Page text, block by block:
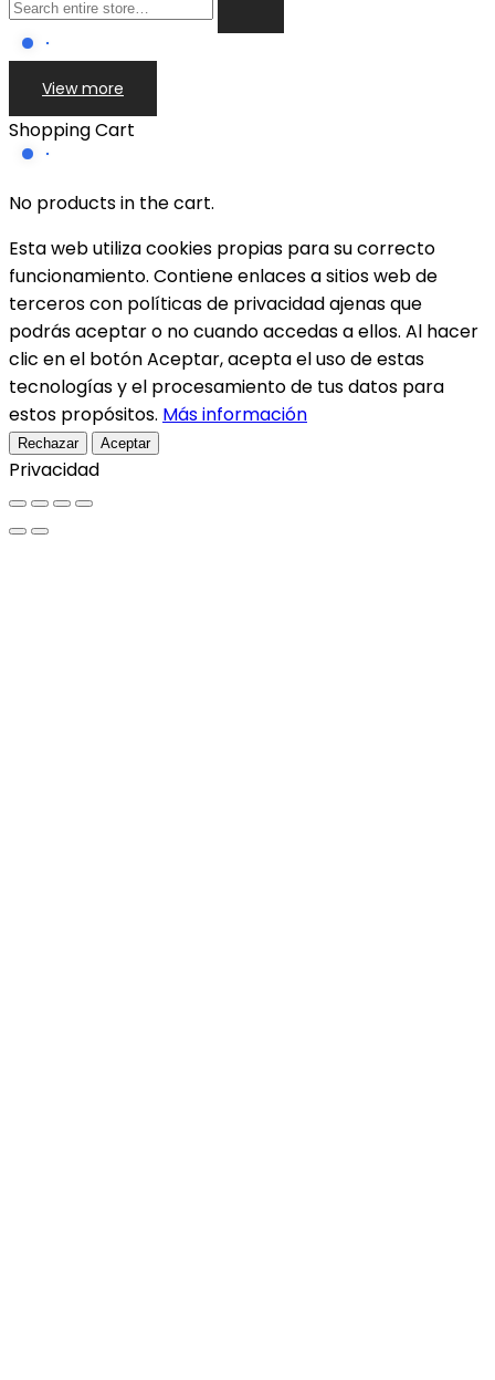
View more
Shopping Cart
No products in the cart.
Esta web utiliza cookies propias para su correcto
funcionamiento. Contiene enlaces a sitios web de
terceros con políticas de privacidad ajenas que
podrás aceptar o no cuando accedas a ellos. Al hacer
clic en el botón Aceptar, acepta el uso de estas
tecnologías y el procesamiento de tus datos para
estos propósitos. Más información
Rechazar Aceptar
Privacidad